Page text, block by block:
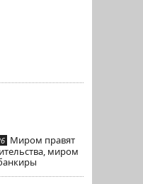
Миром правят
миром